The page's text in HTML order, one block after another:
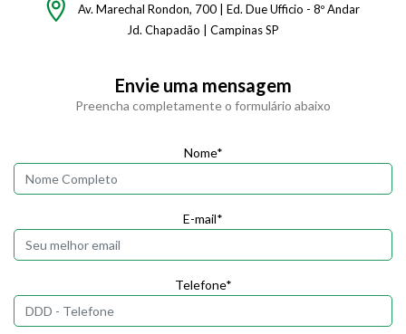
Av. Marechal Rondon, 700 | Ed. Due Ufficio - 8º Andar
Jd. Chapadão | Campinas SP
Envie uma mensagem
Preencha completamente o formulário abaixo
Nome*
E-mail*
Telefone*